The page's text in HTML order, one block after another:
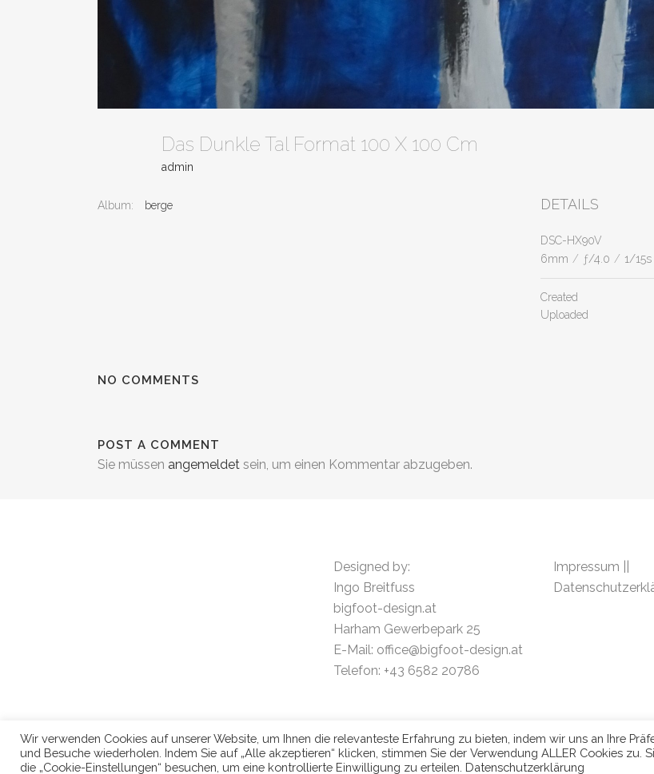
Das Dunkle Tal Format 100 X 100 Cm
admin
Album: berge DETAILS
DSC-HX90V
6mm / ƒ/4.0 / 1/15s
Created
Uploaded
NO COMMENTS
POST A COMMENT
Sie müssen angemeldet sein, um einen Kommentar abzugeben.
Designed by:
Ingo Breitfuss
bigfoot-design.at
Harham Gewerbepark 25
E-Mail: office@bigfoot-design.at
Telefon: +43 6582 20786
Impressum
Wir verwenden Cookies auf unserer Website, um Ihnen die relevanteste Erfahrung zu bieten, indem wir uns an Ihre
und Besuche wiederholen. Indem Sie auf „Alle akzeptieren“ klicken, stimmen Sie der Verwendung ALLER Cookies zu.
die „Cookie-Einstellungen“ besuchen, um eine kontrollierte Einwilligung zu erteilen. Datenschutzerklärung